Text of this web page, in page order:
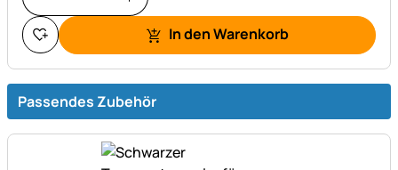
In den Warenkorb
Passendes Zubehör